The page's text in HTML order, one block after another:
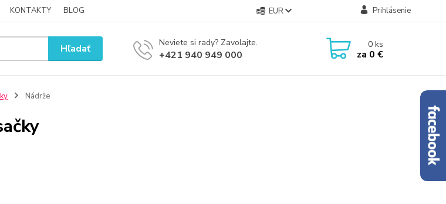
KONTAKTY BLOG EUR Prihlásenie
Hľadať Neviete si rady? Zavolajte.
+421 940 949 000
0ks
za 0 €
Nádrže